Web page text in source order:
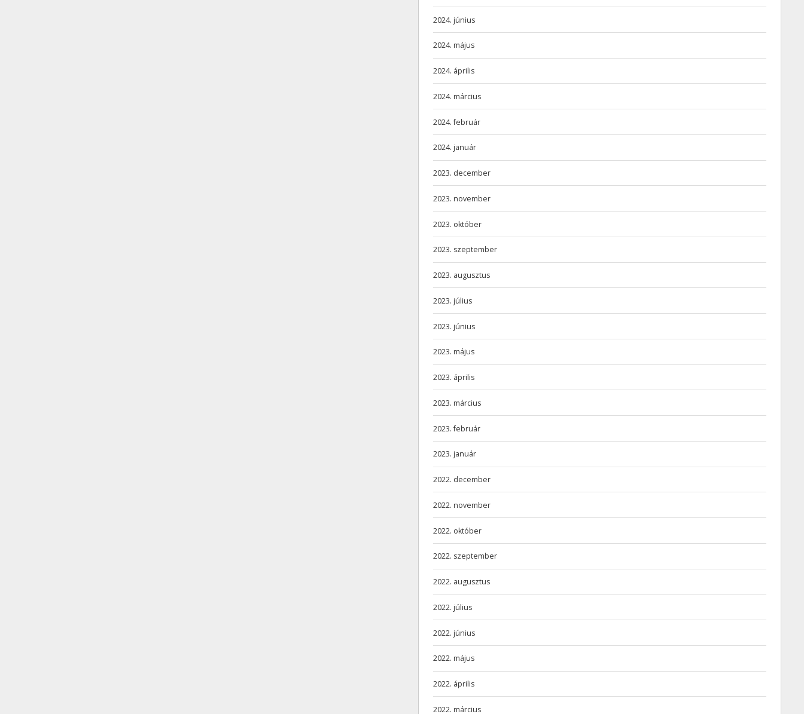
2024. június
2024. május
2024. április
2024. március
2024. február
2024. január
2023. december
2023. november
2023. október
2023. szeptember
2023. augusztus
2023. július
2023. június
2023. május
2023. április
2023. március
2023. február
2023. január
2022. december
2022. november
2022. október
2022. szeptember
2022. augusztus
2022. július
2022. június
2022. május
2022. április
2022. március